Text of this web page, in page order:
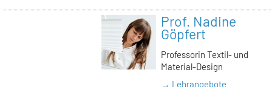
Prof. Nadine
Göpfert
Professorin Textil- und
Material-Design
→ Lehrangebote